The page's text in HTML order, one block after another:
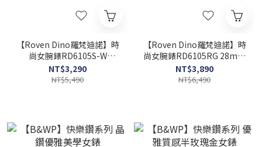
【Roven Dino羅梵迪諾】時
尚女腕錶RD6105S-W
28mm 現代鐘錶
NT$3,290
NT$5,490
【Roven Dino羅梵迪諾】時
尚女腕錶RD6105RG 28mm
現代鐘錶
NT$3,890
NT$6,490